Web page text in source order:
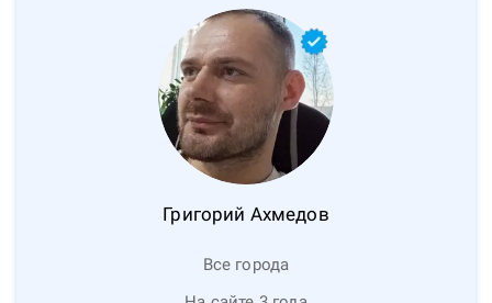
Григорий Ахмедов
Все города